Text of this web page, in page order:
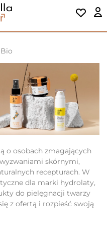
o osobach zmagających
skórnymi,
recepturach. W
dla marki hydrolaty,
do pielęgnacji twarzy
z ofertą i rozpieść swoją